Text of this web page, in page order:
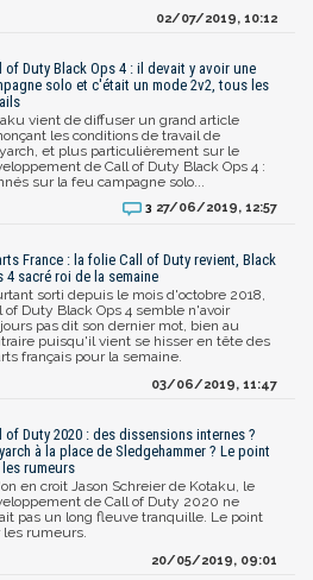
02/07/2019, 10:12
of Duty Black Ops 4 : il devait y avoir une
solo et c'était un mode 2v2, tous les
vient de diffuser un grand article
les conditions de travail de
et plus particulièrement sur le
de Call of Duty Black Ops 4 :
sur la feu campagne solo...
3 27/06/2019, 12:57
France : la folie Call of Duty revient, Black
4 sacré roi de la semaine
sorti depuis le mois d'octobre 2018,
of Duty Black Ops 4 semble n'avoir
pas dit son dernier mot, bien au
puisqu'il vient se hisser en tête des
français pour la semaine.
03/06/2019, 11:47
of Duty 2020 : des dissensions internes ?
à la place de Sledgehammer ? Le point
rumeurs
en croit Jason Schreier de Kotaku, le
de Call of Duty 2020 ne
pas un long fleuve tranquille. Le point
les rumeurs.
20/05/2019, 09:01